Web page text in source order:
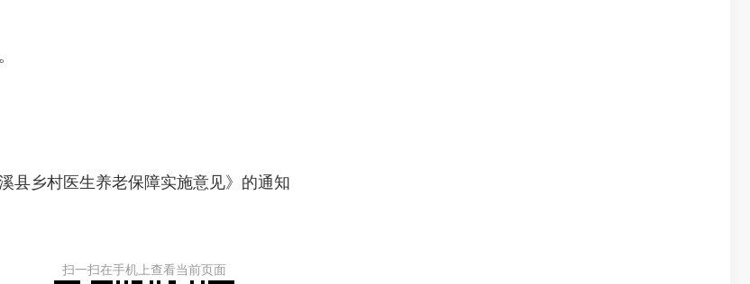
县乡村医生养老保障实施意见》的通知
扫一扫在手机上查看当前页面